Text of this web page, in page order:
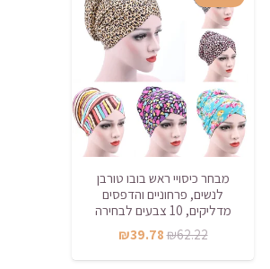
מבחר כיסויי ראש בובו טורבן
לנשים, פרחוניים והדפסים
מדליקים, 10 צבעים לבחירה
₪62.22
המחיר
המקורי
₪39.78
הנוכחי